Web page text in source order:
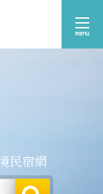
民宿網